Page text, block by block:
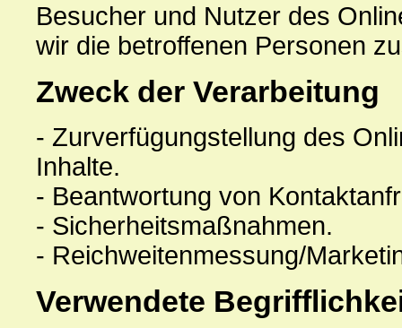
Besucher und Nutzer des
wir die betroffenen Personen
Zweck der Verarbeitung
- Zurverfügungstellung des
Inhalte.
- Beantwortung von
- Sicherheitsmaßnahmen.
- Reichweitenmessung/
Verwendete